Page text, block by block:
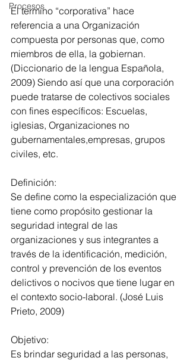
Procesos
El termino “corporativa” hace
referencia a una Organización
compuesta por personas que, como
miembros de ella, la gobiernan.
(Diccionario de la lengua Española,
2009) Siendo así que una corporación
puede tratarse de colectivos sociales
con fines específicos: Escuelas,
iglesias, Organizaciones no
gubernamentales,empresas, grupos
civiles, etc.
Definición:
Se define como la especialización que
tiene como propósito gestionar la
seguridad integral de las
organizaciones y sus integrantes a
través de la identificación, medición,
control y prevención de los eventos
delictivos o nocivos que tiene lugar en
el contexto socio-laboral. (José Luis
Prieto, 2009)
Objetivo:
Es brindar seguridad a las personas,